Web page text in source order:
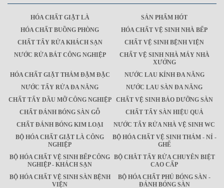
HÓA CHẤT GIẶT LÀ
SẢN PHẨM HÓT
HÓA CHẤT BUỒNG PHÒNG
HÓA CHẤT VỆ SINH NHÀ BẾP
CHẤT TẨY RỬA KHÁCH SẠN
CHẤT VỆ SINH BỆNH VIỆN
NƯỚC RỬA BÁT CÔNG NGHIỆP
CHẤT VỆ SINH NHÀ MÁY NHÀ
XƯỞNG
HÓA CHẤT GIẶT THẢM ĐẬM ĐẶC
NƯỚC LAU KÍNH ĐA NĂNG
NƯỚC TẨY RỬA ĐA NĂNG
NƯỚC LAU SÀN ĐA NĂNG
CHẤT TẨY DẦU MỠ CÔNG NGHIỆP
CHẤT VỆ SINH BẢO DƯỠNG SÀN
CHẤT ĐÁNH BÓNG SÀN GỖ
CHẤT TẨY SÀN HIỆU QUẢ
CHẤT ĐÁNH BÓNG KIM LOẠI
NƯỚC TẨY RỬA NHÀ VỆ SINH WC
BỘ HÓA CHẤT GIẶT LÀ CÔNG
NGHIỆP
BỘ HÓA CHẤT VỆ SINH THẢM - NỈ -
GHẾ
BỘ HÓA CHẤT VỆ SINH BẾP CÔNG
NGHIỆP - KHÁCH SẠN
BỘ CHÂT TẨY RỬA CHUYÊN BIỆT
CAO CẤP
BỘ HÓA CHẤT VỆ SINH SÀN BỆNH
VIỆN
BỘ HÓA CHẤT PHỦ BÓNG SÀN -
ĐÁNH BÓNG SÀN